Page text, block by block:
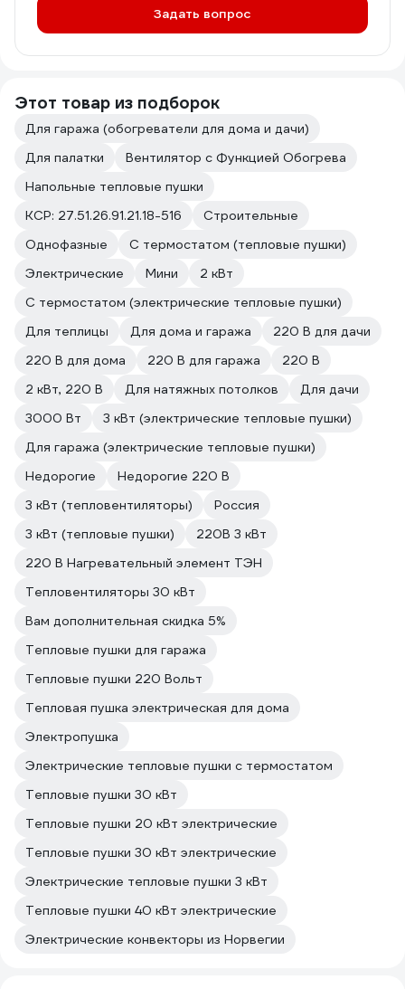
Задать вопрос
Этот товар из подборок
Для гаража (обогреватели для дома и дачи)
Для палатки
Вентилятор с Функцией Обогрева
Напольные тепловые пушки
КСР: 27.51.26.91.21.18-516
Строительные
Однофазные
С термостатом (тепловые пушки)
Электрические
Мини
2 кВт
С термостатом (электрические тепловые пушки)
Для теплицы
Для дома и гаража
220 В для дачи
220 В для дома
220 В для гаража
220 В
2 кВт, 220 В
Для натяжных потолков
Для дачи
3000 Вт
3 кВт (электрические тепловые пушки)
Для гаража (электрические тепловые пушки)
Недорогие
Недорогие 220 В
3 кВт (тепловентиляторы)
Россия
3 кВт (тепловые пушки)
220В 3 кВт
220 В Нагревательный элемент ТЭН
Тепловентиляторы 30 кВт
Вам дополнительная скидка 5%
Тепловые пушки для гаража
Тепловые пушки 220 Вольт
Тепловая пушка электрическая для дома
Электропушка
Электрические тепловые пушки с термостатом
Тепловые пушки 30 кВт
Тепловые пушки 20 кВт электрические
Тепловые пушки 30 кВт электрические
Электрические тепловые пушки 3 кВт
Тепловые пушки 40 кВт электрические
Электрические конвекторы из Норвегии